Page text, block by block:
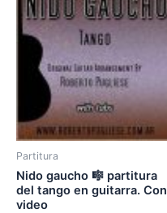
Partitura
Nido gaucho 🎼 partitura
del tango en guitarra. Con
video